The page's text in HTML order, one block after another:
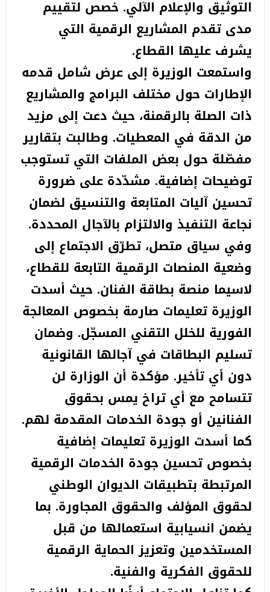
التوثيق والإعلام الآلي. خصص لتقييم
مدى تقدم المشاريع الرقمية التي
يشرف عليها القطاع.
واستمعت الوزيرة إلى عرض شامل قدمه
الإطارات حول مختلف البرامج والمشاريع
ذات الصلة بالرقمنة، حيث دعت إلى مزيد
من الدقة في المعطيات. وطالبت بتقارير
مفصّلة حول بعض الملفات التي تستوجب
توضيحات إضافية. مشدّدة على ضرورة
تحسين آليات المتابعة والتنسيق لضمان
نجاعة التنفيذ والالتزام بالآجال المحددة.
وفي سياق متصل، تطرّق الاجتماع إلى
وضعية المنصات الرقمية التابعة للقطاع،
لاسيما منصة بطاقة الفنان. حيث أسدت
الوزيرة تعليمات صارمة بخصوص المعالجة
الفورية للخلل التقني المسجّل. وضمان
تسليم البطاقات في آجالها القانونية
دون أي تأخير. مؤكدة أن الوزارة لن
تتسامح مع أي تراخ يمس بحقوق
الفنانين أو جودة الخدمات المقدمة لهم.
كما أسدت الوزيرة تعليمات إضافية
بخصوص تحسين جودة الخدمات الرقمية
المرتبطة بتطبيقات الديوان الوطني
لحقوق المؤلف والحقوق المجاورة. بما
يضمن انسيابية استعمالها من قبل
المستخدمين وتعزيز الحماية الرقمية
للحقوق الفكرية والفنية.